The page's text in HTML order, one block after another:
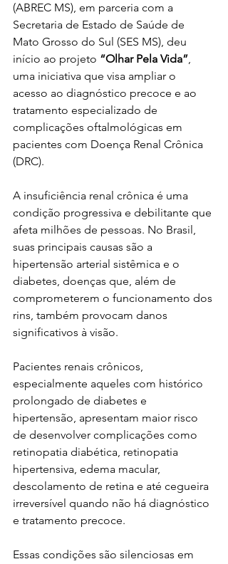
(ABREC MS), em parceria com a
Secretaria de Estado de Saúde de
Mato Grosso do Sul (SES MS), deu
início ao projeto “Olhar Pela Vida”,
uma iniciativa que visa ampliar o
acesso ao diagnóstico precoce e ao
tratamento especializado de
complicações oftalmológicas em
pacientes com Doença Renal Crônica
(DRC).
A insuficiência renal crônica é uma
condição progressiva e debilitante que
afeta milhões de pessoas. No Brasil,
suas principais causas são a
hipertensão arterial sistêmica e o
diabetes, doenças que, além de
comprometerem o funcionamento dos
rins, também provocam danos
significativos à visão.
Pacientes renais crônicos,
especialmente aqueles com histórico
prolongado de diabetes e
hipertensão, apresentam maior risco
de desenvolver complicações como
retinopatia diabética, retinopatia
hipertensiva, edema macular,
descolamento de retina e até cegueira
irreversível quando não há diagnóstico
e tratamento precoce.
Essas condições são silenciosas em